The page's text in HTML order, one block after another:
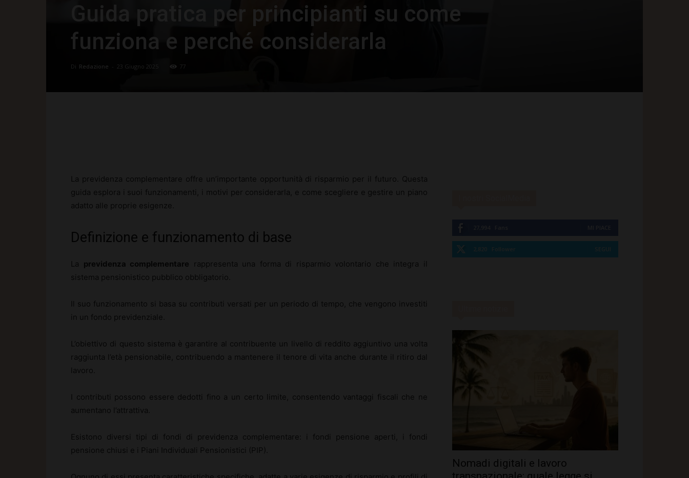
Guida pratica per principianti su come
funziona e perché considerarla
Di Redazione 23 Giugno 2025 77
La previdenza complementare offre un’importante opportunità di risparmio per il futuro. Questa
guida esplora i suoi funzionamenti, i motivi per considerarla, e come scegliere e gestire un piano
adatto alle proprie esigenze.
Definizione e funzionamento di base
La previdenza complementare rappresenta una forma di risparmio volontario che integra il
sistema pensionistico pubblico obbligatorio.
Il suo funzionamento si basa su contributi versati per un periodo di tempo, che vengono investiti
in un fondo previdenziale.
L’obiettivo di questo sistema è garantire al contribuente un livello di reddito aggiuntivo una volta
raggiunta l’età pensionabile, contribuendo a mantenere il tenore di vita anche durante il ritiro dal
lavoro.
I contributi possono essere dedotti fino a un certo limite, consentendo vantaggi fiscali che ne
aumentano l’attrattiva.
Esistono diversi tipi di fondi di previdenza complementare: i fondi pensione aperti, i fondi
pensione chiusi e i Piani Individuali Pensionistici (PIP).
2,820 Follower SEGUI
Nomadi digitali e lavoro